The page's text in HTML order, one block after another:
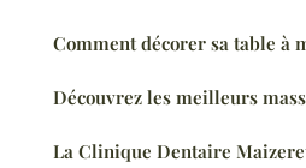
Comment décorer sa table à
Découvrez les meilleurs
La Clinique Dentaire